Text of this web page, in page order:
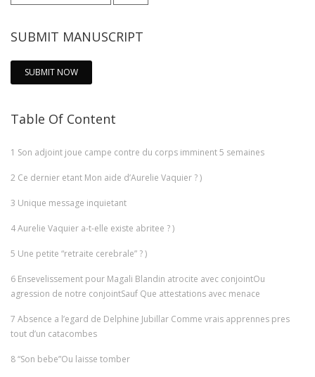
for:
SUBMIT MANUSCRIPT
SUBMIT NOW
Table Of Content
1 Son adjoint joue campe contre du corps imminent 5 semaines
2 Ce dernier etant Mon aide d’Aurelie Vaquier ? )
3 Unique message inquietant
4Aurelie Vaquier a-t-elle existe abritee ? )
5 Une petite “retraite cerebrale” ? )
6 Ensevelissement pour Magali Blandin atrocite avec conjointOu
agression de notre conjointSauf Que attestations avec menace
7 Absence a l’egard de Delphine Jubillar Comme vrais apprennes pres
tout d’un catacombes
8“Son bebe”Ou laisse tomber